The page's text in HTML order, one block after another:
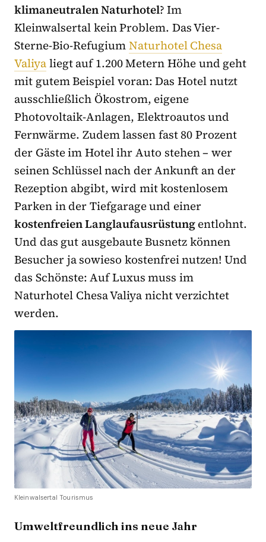
klimaneutralen Naturhotel? Im
Kleinwalsertal kein Problem. Das Vier-
Sterne-Bio-RefugiumNaturhotel Chesa
Valiyaliegt auf 1.200 Metern Höhe und geht
mit gutem Beispiel voran: Das Hotel nutzt
ausschließlich Ökostrom, eigene
Photovoltaik-Anlagen, Elektroautos und
Fernwärme. Zudem lassen fast 80 Prozent
der Gäste im Hotel ihr Auto stehen – wer
seinen Schlüssel nach der Ankunft an der
Rezeption abgibt, wird mit kostenlosem
Parken in der Tiefgarage und einer
kostenfreien Langlaufausrüstungentlohnt.
Und das gut ausgebaute Busnetz können
Besucher ja sowieso kostenfrei nutzen! Und
das Schönste: Auf Luxus muss im
Naturhotel Chesa Valiya nicht verzichtet
werden.
Kleinwalsertal Tourismus
Umweltfreundlich ins neue Jahr